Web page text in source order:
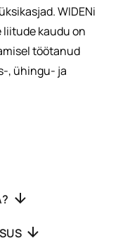
WIDENi
kaudu on
töötanud
, ühingu- ja